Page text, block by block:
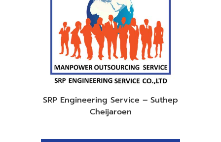
SRP Engineering Service – Suthep
Cheijaroen